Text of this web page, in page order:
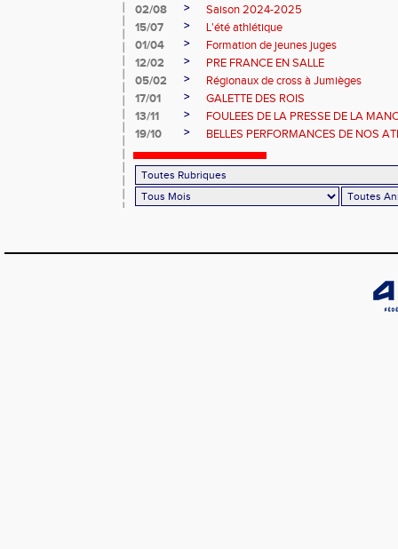
02/08
>
Saison 2024-2025
15/07
>
L'été athlétique
01/04
>
Formation de jeunes juges
12/02
>
PRE FRANCE EN SALLE
05/02
>
Régionaux de cross à Jumièges
17/01
>
GALETTE DES ROIS
13/11
>
FOULEES DE LA PRESSE DE LA
19/10
> BELLES PERFORMANCES DE NOS